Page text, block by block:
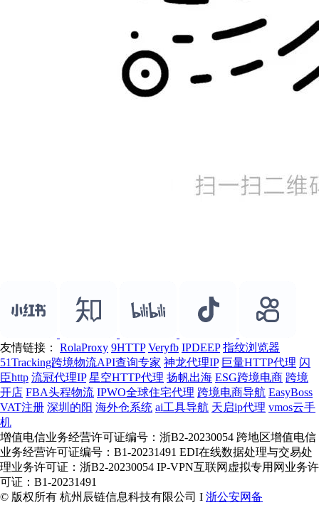
友情链接： RolaProxy 9HTTP Veryfb IPDEEP 指纹浏览器
51Tracking跨境物流API查询专家 神龙代理IP 巨量HTTP代理 闪
臣http 流冠代理IP 星空HTTP代理 扬帆出海 ESG跨境电商 跨境
开店 FBA头程物流 IPWO全球住宅代理 跨境电商导航 EasyBoss
VAT注册 深圳的阳 海外仓系统 ai工具导航 天启ip代理 vmos云手
机
增值电信业务经营许可证编号：浙B2-20230054 跨地区增值电信
业务经营许可证编号：B1-20231491 EDI在线数据处理与交易处
理业务许可证：浙B2-20230054 IP-VPN互联网虚拟专用网业务许
可证：B1-20231491
© 版权所有 杭州辰链信息科技有限公司 I 浙公安网备